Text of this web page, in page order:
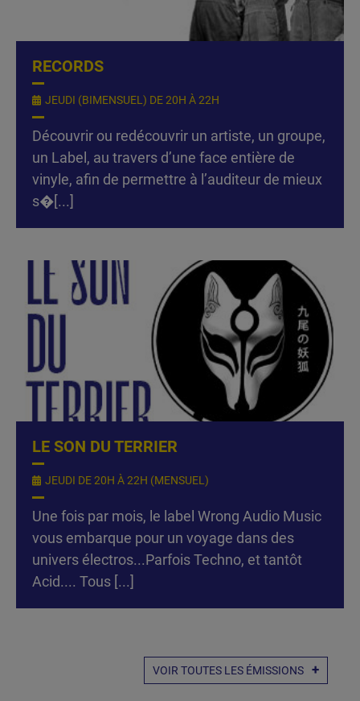
RECORDS
JEUDI (BIMENSUEL) DE 20H À 22H
Découvrir ou redécouvrir un artiste, un groupe,
un Label, au travers d’une face entière de
vinyle, afin de permettre à l’auditeur de mieux
s�[...]
LE SON DU TERRIER
JEUDI DE 20H À 22H (MENSUEL)
Une fois par mois, le label Wrong Audio Music
vous embarque pour un voyage dans des
univers électros...Parfois Techno, et tantôt
Acid.... Tous [...]
VOIR TOUTES LES ÉMISSIONS